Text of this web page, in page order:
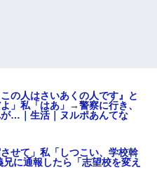
の人はさいあくの人です』と
」私「はあ」→警察に行き、
が…｜生活｜ヌルポあんてな
せて」私「しつこい、学校斡
に通報したら「志望校を変え